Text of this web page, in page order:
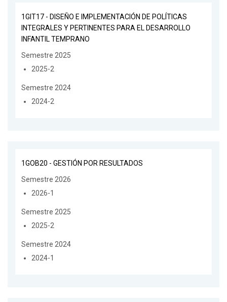
1GIT17 - DISEÑO E IMPLEMENTACIÓN DE POLÍTICAS
INTEGRALES Y PERTINENTES PARA EL DESARROLLO
INFANTIL TEMPRANO
Semestre 2025
2025-2
Semestre 2024
2024-2
1GOB20 - GESTIÓN POR RESULTADOS
Semestre 2026
2026-1
Semestre 2025
2025-2
Semestre 2024
2024-1